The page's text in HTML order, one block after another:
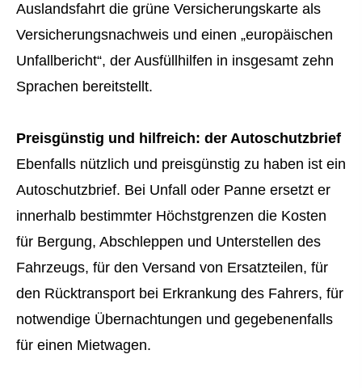
Auslandsfahrt die grüne Versicherungskarte als
Versicherungsnachweis und einen „europäischen
Unfallbericht“, der Ausfüllhilfen in insgesamt zehn
Sprachen bereitstellt.
Preisgünstig und hilfreich: der Autoschutzbrief
Ebenfalls nützlich und preisgünstig zu haben ist ein
Autoschutzbrief. Bei Unfall oder Panne ersetzt er
innerhalb bestimmter Höchstgrenzen die Kosten
für Bergung, Abschleppen und Unterstellen des
Fahrzeugs, für den Versand von Ersatzteilen, für
den Rücktransport bei Erkrankung des Fahrers, für
notwendige Übernachtungen und gegebenenfalls
für einen Mietwagen.